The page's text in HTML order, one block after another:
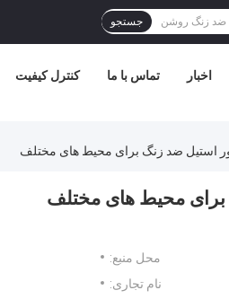
جستجو
کنترل کیفیت تماس با ما اخبار
محل منبع:
نام تجاری: